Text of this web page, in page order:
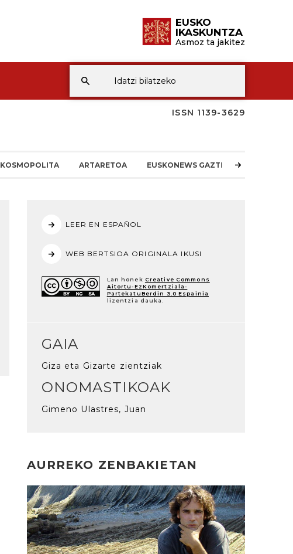
EUSKO
IKASKUNTZA
Asmoz ta jakitez
ISSN 1139-3629
KOSMOPOLITA ARTARETOA EUSKONEWS GAZTEA
LEER EN ESPAÑOL
WEB BERTSIOA ORIGINALA IKUSI
Lan honek Creative Commons
Aitortu-EzKomertziala-
PartekatuBerdin 3.0 Espainia
lizentzia dauka.
GAIA
Giza eta Gizarte zientziak
ONOMASTIKOAK
Gimeno Ulastres, Juan
AURREKO ZENBAKIETAN
Irakurri